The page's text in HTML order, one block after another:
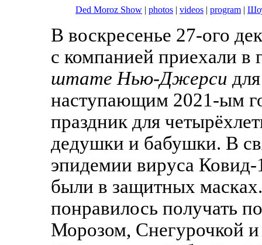
Ded Moroz Show | photos | videos | program |
В воскресенье 27-ого
с компанией приехали в
штате Нью-Джерси
наступающим 2021-ым
праздник для
дедушки и бабушки. В
эпидемии вируса
были в защитных
понравилось получать
Морозом, Снегурочкой